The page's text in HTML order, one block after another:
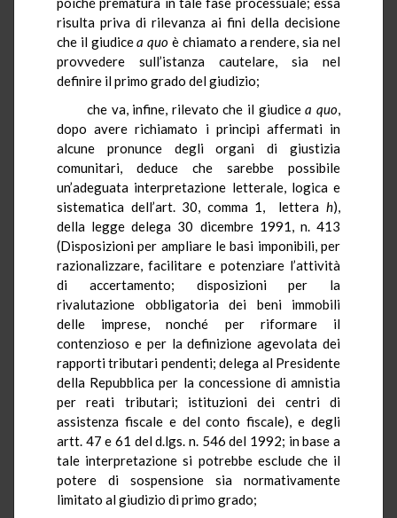
risulta priva di rilevanza ai fini della decisione
che il giudicea quo è chiamato a rendere, sia nel
provvedere sull’istanza cautelare, sia nel
definire il primo grado del giudizio;
che va, infine, rilevato che il giudicea quo,
dopo avere richiamato i principi affermati in
alcune pronunce degli organi di giustizia
comunitari, deduce che sarebbe possibile
un’adeguata interpretazione letterale, logica e
sistematica dell’art. 30, comma 1, lettera h),
della legge delega 30 dicembre 1991, n. 413
(Disposizioni per ampliare le basi imponibili, per
razionalizzare, facilitare e potenziare l’attività
di accertamento; disposizioni per la
rivalutazione obbligatoria dei beni immobili
delle imprese, nonché per riformare il
contenzioso e per la definizione agevolata dei
rapporti tributari pendenti; delega al Presidente
della Repubblica per la concessione di amnistia
per reati tributari; istituzioni dei centri di
assistenza fiscale e del conto fiscale), e degli
artt. 47 e 61 del d.lgs. n. 546 del 1992; in base a
tale interpretazione si potrebbe esclude che il
potere di sospensione sia normativamente
limitato al giudizio di primo grado;